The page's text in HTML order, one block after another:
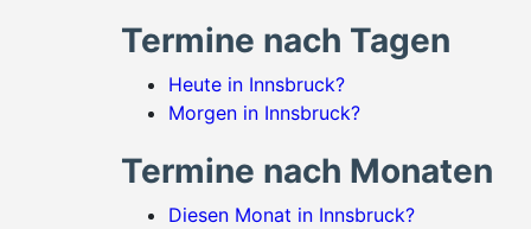
Termine nach Tagen
Heute in Innsbruck?
Morgen in Innsbruck?
Termine nach Monaten
Diesen Monat in Innsbruck?